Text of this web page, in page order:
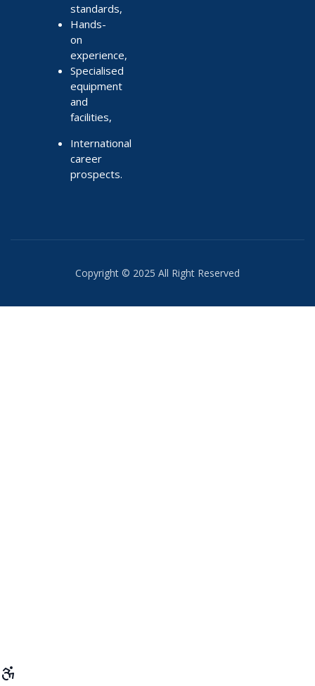
standards,
Hands-
on
experience,
Specialised
equipment
and
facilities,
International
career
prospects.
Copyright © 2025 All Right Reserved